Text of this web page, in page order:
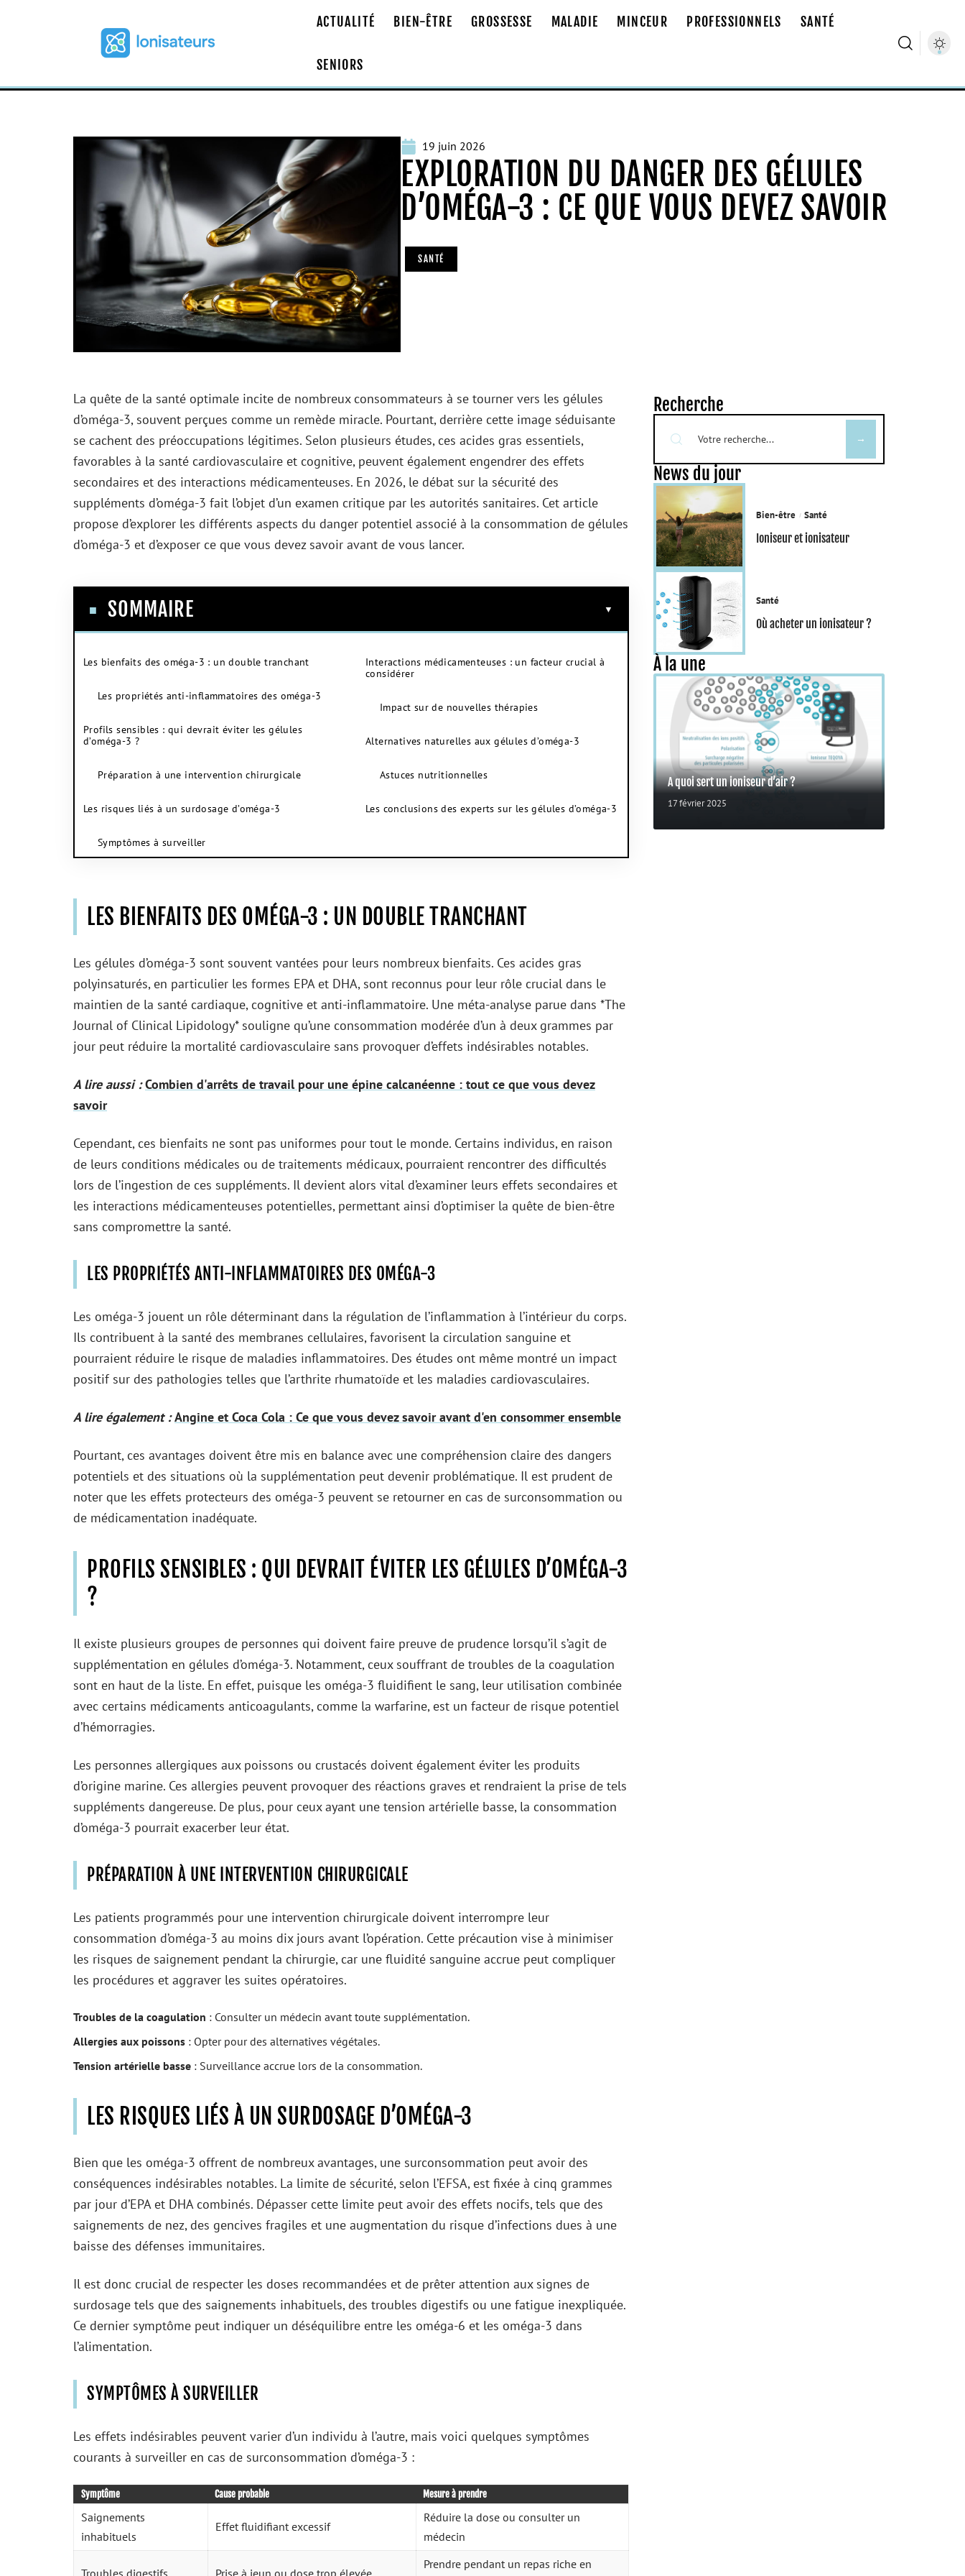
ACTUALITÉ BIEN-ÊTRE GROSSESSE MALADIE MINCEUR PROFESSIONNELS SANTÉ
SENIORS
19 juin 2026
EXPLORATION DU DANGER DES GÉLULES
D’OMÉGA-3 : CE QUE VOUS DEVEZ SAVOIR
SANTÉ
La quête de la santé optimale incite de nombreux consommateurs à se tourner vers les gélules
d’oméga-3, souvent perçues comme un remède miracle. Pourtant, derrière cette image séduisante
se cachent des préoccupations légitimes. Selon plusieurs études, ces acides gras essentiels,
favorables à la santé cardiovasculaire et cognitive, peuvent également engendrer des effets
secondaires et des interactions médicamenteuses. En 2026, le débat sur la sécurité des
suppléments d’oméga-3 fait l’objet d’un examen critique par les autorités sanitaires. Cet article
propose d’explorer les différents aspects du danger potentiel associé à la consommation de gélules
d’oméga-3 et d’exposer ce que vous devez savoir avant de vous lancer.
SOMMAIRE
Les bienfaits des oméga-3 : un double tranchant
Les propriétés anti-inflammatoires des oméga-3
Profils sensibles : qui devrait éviter les gélules
d’oméga-3 ?
Préparation à une intervention chirurgicale
Les risques liés à un surdosage d’oméga-3
Symptômes à surveiller
Interactions médicamenteuses : un facteur crucial à
considérer
Impact sur de nouvelles thérapies
Alternatives naturelles aux gélules d’oméga-3
Astuces nutritionnelles
Les conclusions des experts sur les gélules d’oméga-3
LES BIENFAITS DES OMÉGA-3 : UN DOUBLE TRANCHANT
Les gélules d’oméga-3 sont souvent vantées pour leurs nombreux bienfaits. Ces acides gras
polyinsaturés, en particulier les formes EPA et DHA, sont reconnus pour leur rôle crucial dans le
maintien de la santé cardiaque, cognitive et anti-inflammatoire. Une méta-analyse parue dans *The
Journal of Clinical Lipidology* souligne qu’une consommation modérée d’un à deux grammes par
jour peut réduire la mortalité cardiovasculaire sans provoquer d’effets indésirables notables.
A lire aussi : Combien d'arrêts de travail pour une épine calcanéenne : tout ce que vous devez
savoir
Cependant, ces bienfaits ne sont pas uniformes pour tout le monde. Certains individus, en raison
de leurs conditions médicales ou de traitements médicaux, pourraient rencontrer des difficultés
lors de l’ingestion de ces suppléments. Il devient alors vital d’examiner leurs effets secondaires et
les interactions médicamenteuses potentielles, permettant ainsi d’optimiser la quête de bien-être
sans compromettre la santé.
LES PROPRIÉTÉS ANTI-INFLAMMATOIRES DES OMÉGA-3
Les oméga-3 jouent un rôle déterminant dans la régulation de l’inflammation à l’intérieur du corps.
Ils contribuent à la santé des membranes cellulaires, favorisent la circulation sanguine et
pourraient réduire le risque de maladies inflammatoires. Des études ont même montré un impact
positif sur des pathologies telles que l’arthrite rhumatoïde et les maladies cardiovasculaires.
A lire également : Angine et Coca Cola : Ce que vous devez savoir avant d'en consommer ensemble
Pourtant, ces avantages doivent être mis en balance avec une compréhension claire des dangers
potentiels et des situations où la supplémentation peut devenir problématique. Il est prudent de
noter que les effets protecteurs des oméga-3 peuvent se retourner en cas de surconsommation ou
de médicamentation inadéquate.
PROFILS SENSIBLES : QUI DEVRAIT ÉVITER LES GÉLULES D’OMÉGA-3
?
Il existe plusieurs groupes de personnes qui doivent faire preuve de prudence lorsqu’il s’agit de
supplémentation en gélules d’oméga-3. Notamment, ceux souffrant de troubles de la coagulation
sont en haut de la liste. En effet, puisque les oméga-3 fluidifient le sang, leur utilisation combinée
avec certains médicaments anticoagulants, comme la warfarine, est un facteur de risque potentiel
d’hémorragies.
Les personnes allergiques aux poissons ou crustacés doivent également éviter les produits
d’origine marine. Ces allergies peuvent provoquer des réactions graves et rendraient la prise de tels
suppléments dangereuse. De plus, pour ceux ayant une tension artérielle basse, la consommation
d’oméga-3 pourrait exacerber leur état.
PRÉPARATION À UNE INTERVENTION CHIRURGICALE
Les patients programmés pour une intervention chirurgicale doivent interrompre leur
consommation d’oméga-3 au moins dix jours avant l’opération. Cette précaution vise à minimiser
les risques de saignement pendant la chirurgie, car une fluidité sanguine accrue peut compliquer
les procédures et aggraver les suites opératoires.
Troubles de la coagulation : Consulter un médecin avant toute supplémentation.
Allergies aux poissons : Opter pour des alternatives végétales.
Tension artérielle basse : Surveillance accrue lors de la consommation.
LES RISQUES LIÉS À UN SURDOSAGE D’OMÉGA-3
Bien que les oméga-3 offrent de nombreux avantages, une surconsommation peut avoir des
conséquences indésirables notables. La limite de sécurité, selon l’EFSA, est fixée à cinq grammes
par jour d’EPA et DHA combinés. Dépasser cette limite peut avoir des effets nocifs, tels que des
saignements de nez, des gencives fragiles et une augmentation du risque d’infections dues à une
baisse des défenses immunitaires.
Il est donc crucial de respecter les doses recommandées et de prêter attention aux signes de
surdosage tels que des saignements inhabituels, des troubles digestifs ou une fatigue inexpliquée.
Ce dernier symptôme peut indiquer un déséquilibre entre les oméga-6 et les oméga-3 dans
l’alimentation.
SYMPTÔMES À SURVEILLER
Les effets indésirables peuvent varier d’un individu à l’autre, mais voici quelques symptômes
courants à surveiller en cas de surconsommation d’oméga-3 :
Symptôme Cause probable Mesure à prendre
Saignements
inhabituels
Effet fluidifiant excessif
Réduire la dose ou consulter un
médecin
Troubles digestifs Prise à jeun ou dose trop élevée
Prendre pendant un repas riche en
Recherche
News du jour
Bien-être Santé
Ioniseur et ionisateur
Santé
Où acheter un ionisateur ?
À la une
A quoi sert un ioniseur d’air ?
17 février 2025